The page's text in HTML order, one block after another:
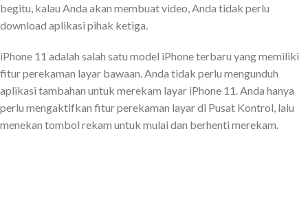
begitu, kalau Anda akan membuat video, Anda tidak perlu
download aplikasi pihak ketiga.
iPhone 11 adalah salah satu model iPhone terbaru yang memiliki
fitur perekaman layar bawaan. Anda tidak perlu mengunduh
aplikasi tambahan untuk merekam layar iPhone 11. Anda hanya
perlu mengaktifkan fitur perekaman layar di Pusat Kontrol, lalu
menekan tombol rekam untuk mulai dan berhenti merekam.